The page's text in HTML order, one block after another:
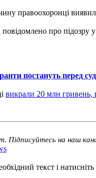
правоохоронці
про
постануть перед
викрали 20 млн гривень,
Підписуйтесь на наш
текст і